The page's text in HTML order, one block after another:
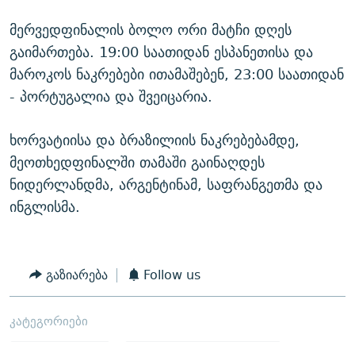
მერვედფინალის ბოლო ორი მატჩი დღეს
გაიმართება. 19:00 საათიდან ესპანეთისა და
მაროკოს ნაკრებები ითამაშებენ, 23:00 საათიდან
- პორტუგალია და შვეიცარია.
ხორვატიისა და ბრაზილიის ნაკრებებამდე,
მეოთხედფინალში თამაში გაინაღდეს
ნიდერლანდმა, არგენტინამ, საფრანგეთმა და
ინგლისმა.
გაზიარება Follow us
კატეგორიები